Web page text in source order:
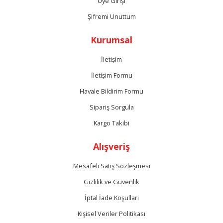
Şifremi Unuttum
Kurumsal
İletişim
İletişim Formu
Havale Bildirim Formu
Sipariş Sorgula
Kargo Takibi
Alışveriş
Mesafeli Satış Sözleşmesi
Gizlilik ve Güvenlik
İptal İade Koşullari
Kişisel Veriler Politikası